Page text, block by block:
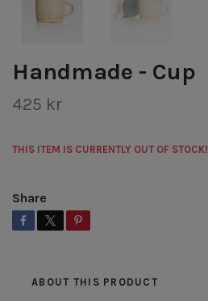
Handmade - Cup
425 kr
THIS ITEM IS CURRENTLY OUT OF STOCK!
Share
ABOUT THIS PRODUCT